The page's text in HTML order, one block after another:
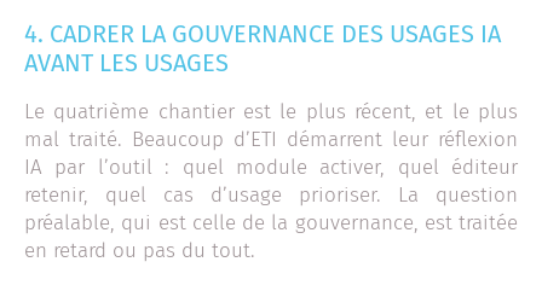
4. CADRER LA GOUVERNANCE DES USAGES IA
AVANT LES USAGES
Le quatrième chantier est le plus récent, et le plus
mal traité. Beaucoup d’ETI démarrent leur réflexion
IA par l’outil : quel module activer, quel éditeur
retenir, quel cas d’usage prioriser. La question
préalable, qui est celle de la gouvernance, est traitée
en retard ou pas du tout.